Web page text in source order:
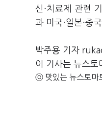
신·치료제 관련
과 미국·일본·중
박주용 기자
이 기사는 뉴스토
ⓒ 맛있는 뉴스토마